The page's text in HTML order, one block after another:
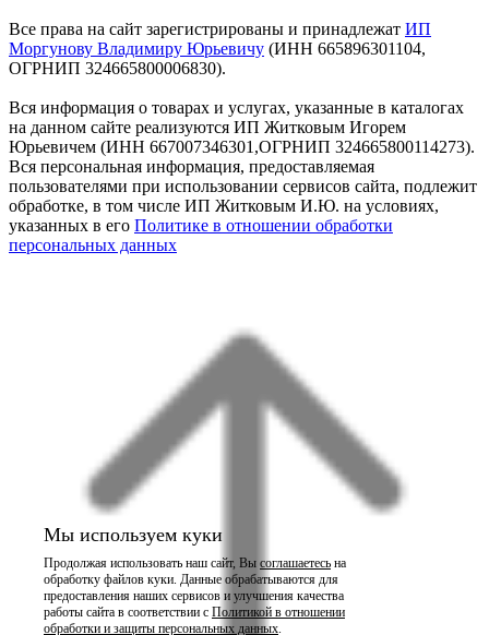
Все права на сайт зарегистрированы и принадлежат ИП
Моргунову Владимиру Юрьевичу (ИНН 665896301104,
ОГРНИП 324665800006830).
Вся информация о товарах и услугах, указанные в каталогах
на данном сайте реализуются ИП Житковым Игорем
Юрьевичем (ИНН 667007346301,ОГРНИП 324665800114273).
Вся персональная информация, предоставляемая
пользователями при использовании сервисов сайта, подлежит
обработке, в том числе ИП Житковым И.Ю. на условиях,
указанных в его Политике в отношении обработки
персональных данных
Мы используем куки
Продолжая использовать наш сайт, Вы соглашаетесь на
обработку файлов куки. Данные обрабатываются для
предоставления наших сервисов и улучшения качества
работы сайта в соответствии с Политикой в отношении
обработки и защиты персональных данных.